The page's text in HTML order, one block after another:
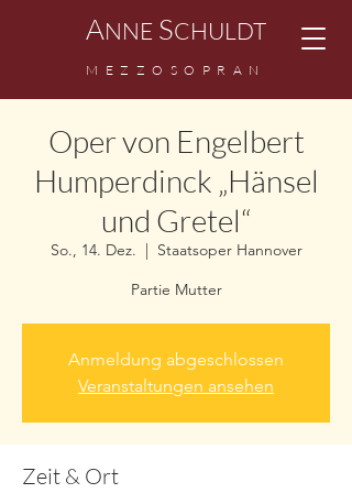
ANNE SCHULDT
M EZZOSOPRAN
Oper von Engelbert
Humperdinck „Hänsel
und Gretel“
So., 14. Dez.
  |
Staatsoper Hannover
Partie Mutter
Anmeldung abgeschlossen
Veranstaltungen ansehen
Zeit & Ort